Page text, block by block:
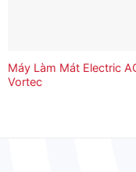
Máy Làm Mát Electric
Vortec